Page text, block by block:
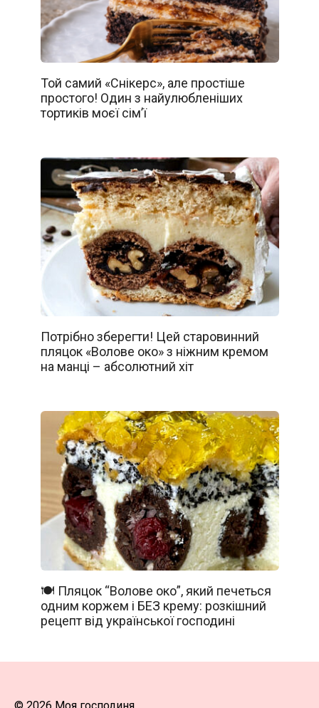
Той самий «Снікерс», але простіше
простого! Один з найулюбленіших
тортиків моєї сім’ї
Потрібно зберегти! Цей старовинний
пляцок «Волове око» з ніжним кремом
на манці – абсолютний хіт
🍽️ Пляцок “Волове око”, який печеться
одним коржем і БЕЗ крему: розкішний
рецепт від української господині